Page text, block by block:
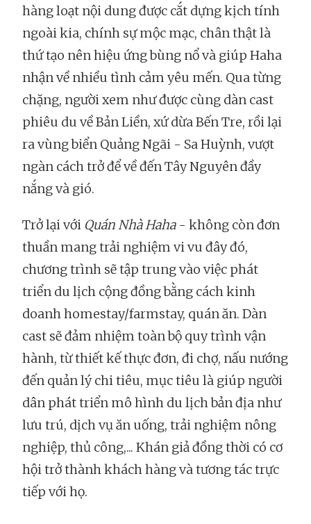
hàng loạt nội dung được cắt dựng kịch tính
ngoài kia, chính sự mộc mạc, chân thật là
thứ tạo nên hiệu ứng bùng nổ và giúp Haha
nhận về nhiều tình cảm yêu mến. Qua từng
chặng, người xem như được cùng dàn cast
phiêu du về Bản Liền, xứ dừa Bến Tre, rồi lại
ra vùng biển Quảng Ngãi - Sa Huỳnh, vượt
ngàn cách trở để về đến Tây Nguyên đầy
nắng và gió.
Trở lại với Quán Nhà Haha - không còn đơn
thuần mang trải nghiệm vi vu đây đó,
chương trình sẽ tập trung vào việc phát
triển du lịch cộng đồng bằng cách kinh
doanh homestay/farmstay, quán ăn. Dàn
cast sẽ đảm nhiệm toàn bộ quy trình vận
hành, từ thiết kế thực đơn, đi chợ, nấu nướng
đến quản lý chi tiêu, mục tiêu là giúp người
dân phát triển mô hình du lịch bản địa như
lưu trú, dịch vụ ăn uống, trải nghiệm nông
nghiệp, thủ công,... Khán giả đồng thời có cơ
hội trở thành khách hàng và tương tác trực
tiếp với họ.